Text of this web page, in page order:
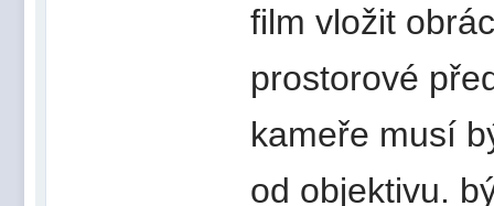
film vložit
prostorové
kameře musí
od objektivu.